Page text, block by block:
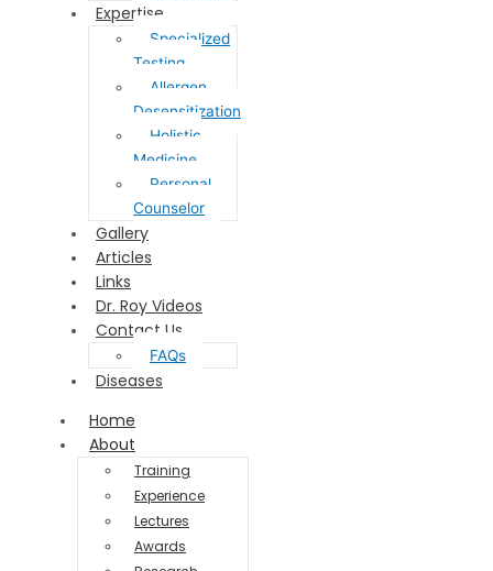
Expertise
Specialized
Testing
Allergen
Desensitization
Holistic
Medicine
Personal
Counselor
Gallery
Articles
Links
Dr. Roy Videos
Contact Us
FAQs
Diseases
Home
About
Training
Experience
Lectures
Awards